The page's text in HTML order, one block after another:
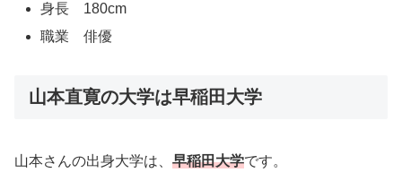
身長 180cm
職業 俳優
山本直寛の大学は早稲田大学
山本さんの出身大学は、 早稲田大学です。